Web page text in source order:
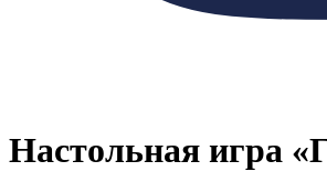
Настольная игра